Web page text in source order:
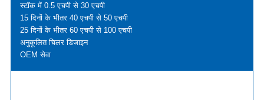
स्टॉक में 0.5 एचपी से 30 एचपी
15 दिनों के भीतर 40 एचपी से 50 एचपी
25 दिनों के भीतर 60 एचपी से 100 एचपी
अनुकूलित चिलर डिजाइन
OEM सेवा